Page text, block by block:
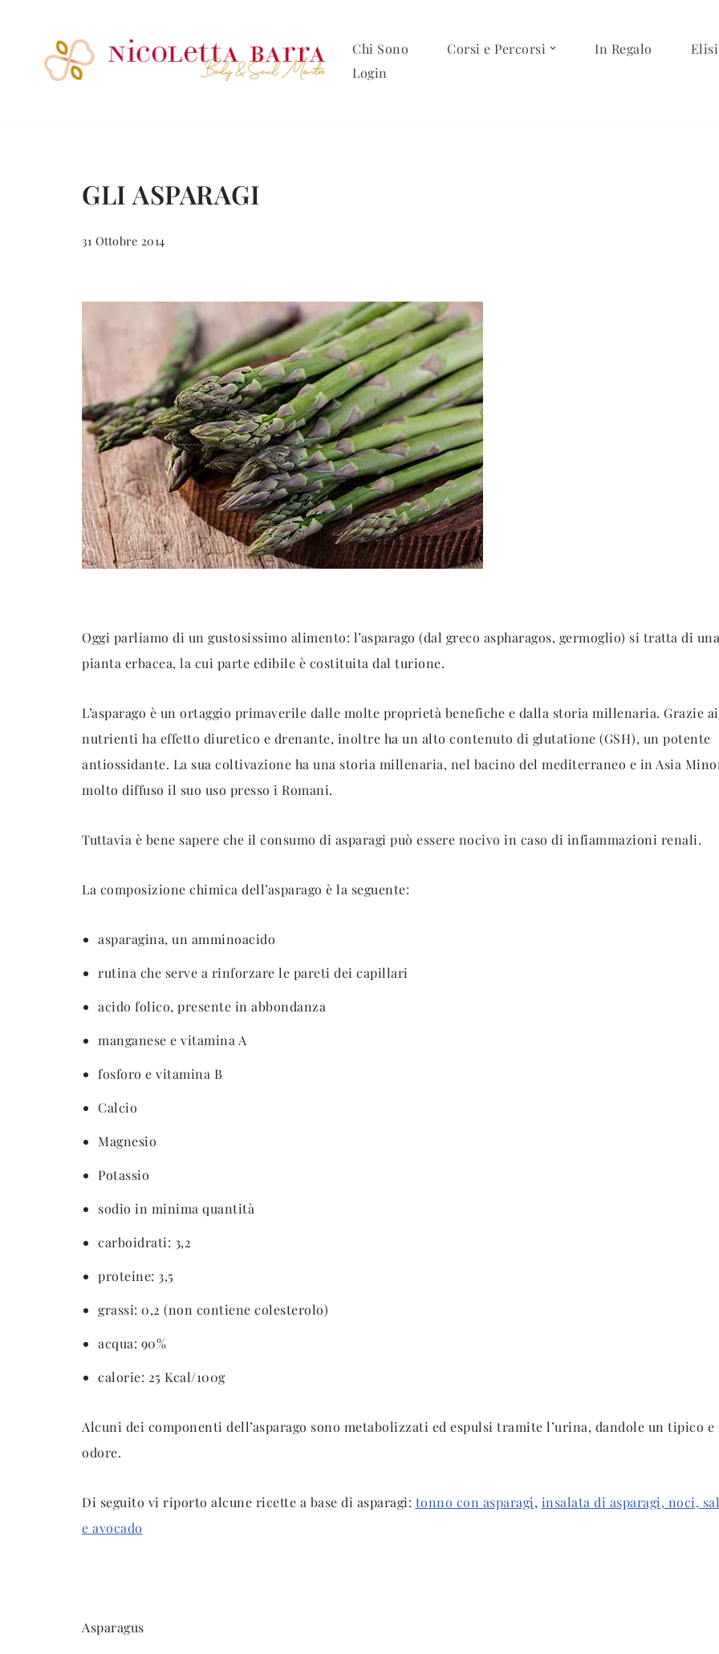
Chi Sono Corsi e Percorsi In Regalo
Login
GLI ASPARAGI
31 Ottobre 2014
Oggi parliamo di un gustosissimo alimento: l’asparago (dal greco aspharagos, germoglio) si tratta di una
pianta erbacea, la cui parte edibile è costituita dal turione.
L’asparago è un ortaggio primaverile dalle molte proprietà benefiche e dalla storia millenaria. Grazie
nutrienti ha effetto diuretico e drenante, inoltre ha un alto contenuto di glutatione (GSH), un potente
antiossidante. La sua coltivazione ha una storia millenaria, nel bacino del mediterraneo e in Asia
molto diffuso il suo uso presso i Romani.
Tuttavia è bene sapere che il consumo di asparagi può essere nocivo in caso di infiammazioni renali.
La composizione chimica dell’asparago è la seguente:
asparagina, un amminoacido
rutina che serve a rinforzare le pareti dei capillari
acido folico, presente in abbondanza
manganese e vitamina A
fosforo e vitamina B
Calcio
Magnesio
Potassio
sodio in minima quantità
carboidrati: 3,2
proteine: 3,5
grassi: 0,2 (non contiene colesterolo)
acqua: 90%
calorie: 25 Kcal/100g
Alcuni dei componenti dell’asparago sono metabolizzati ed espulsi tramite l’urina, dandole un tipico
odore.
Di seguito vi riporto alcune ricette a base di asparagi: tonno con asparagi, insalata di asparagi, noci,
e avocado
Asparagus